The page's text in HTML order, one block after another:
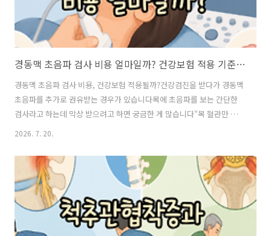
경동맥 초음파 검사 비용 얼마일까? 건강보험 적용 기준까지
경동맥 초음파 검사 비용, 건강보험 적용될까?건강검진을 받다가 경동맥
초음파를 추가로 권유받는 경우가 있습니다목에 초음파를 보는 간단한
검사라고 하는데 막상 받으려고 하면 궁금한 게 많습니다“목 혈관만 봐
도 뇌졸중 위험을 알 수 있을까?”“검사비는 얼마고 건강보험은 적용될
하니 비용도 헷갈립니다경동맥 초음파는 왜 검사하는지에 따라 건강보
험 적용 여부와 실제 부담하는 비용이 달라질 수 있습니다 목 혈관을 보
면 무엇을 알 수 있을까?경동맥은 심장에서 뇌로 혈액을 보내는 중요한
혈관입니다경동맥 초음파는 목에 초음파 기기를 대고 혈관의 상태를 살
펴보는 검사입니다검사를 통해 주로 확인하는 것은 다음과 같습니다✔
혈관 벽이 두꺼워져 있는지✔ 혈..
2026. 7. 20.